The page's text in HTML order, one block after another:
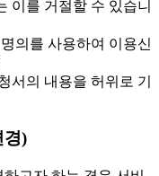
이를 거절할 수 있습니
의를 사용하여 이용신
서의 내용을 허위로 기
경)